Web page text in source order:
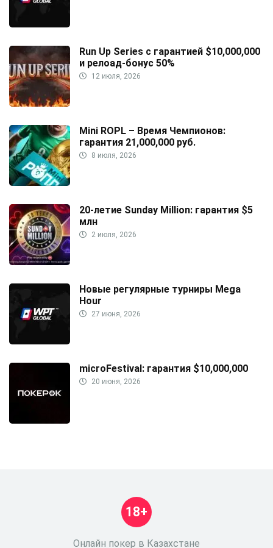
Run Up Series с гарантией $10,000,000
и релоад-бонус 50%
12 июля, 2026
Mini ROPL – Время Чемпионов:
гарантия 21,000,000 руб.
8 июля, 2026
20-летие Sunday Million: гарантия $5
млн
2 июля, 2026
Новые регулярные турниры Mega
Hour
27 июня, 2026
microFestival: гарантия $10,000,000
20 июня, 2026
Онлайн покер в Казахстане
18+